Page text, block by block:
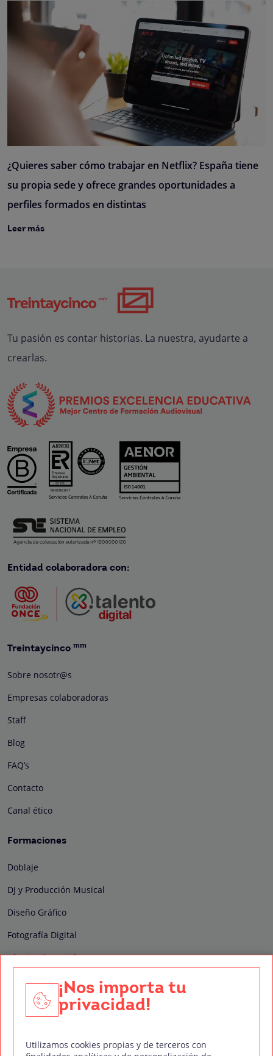
¿Quieres saber cómo trabajar en Netflix? España tiene
su propia sede y ofrece grandes oportunidades a
perfiles formados en distintas
Leer más
Tu pasión es contar historias. La nuestra, ayudarte a
crearlas.
Entidad colaboradora con:
Treintaycinco mm
Sobre nosotr@s
Empresas colaboradoras
Staff
Blog
FAQ’s
Contacto
Canal ético
Formaciones
Doblaje
DJ y Producción Musical
Diseño Gráfico
Fotografía Digital
Técnico de Sonido
Edición y Postproducción de Vídeo
Nuestros sellos de calidad
¡Nos importa tu
privacidad!
Utilizamos cookies propias y de terceros con